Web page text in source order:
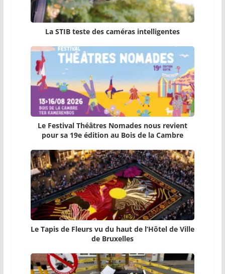
La STIB teste des caméras intelligentes
Le Festival Théâtres Nomades nous revient
pour sa 19e édition au Bois de la Cambre
Le Tapis de Fleurs vu du haut de l’Hôtel de Ville
de Bruxelles